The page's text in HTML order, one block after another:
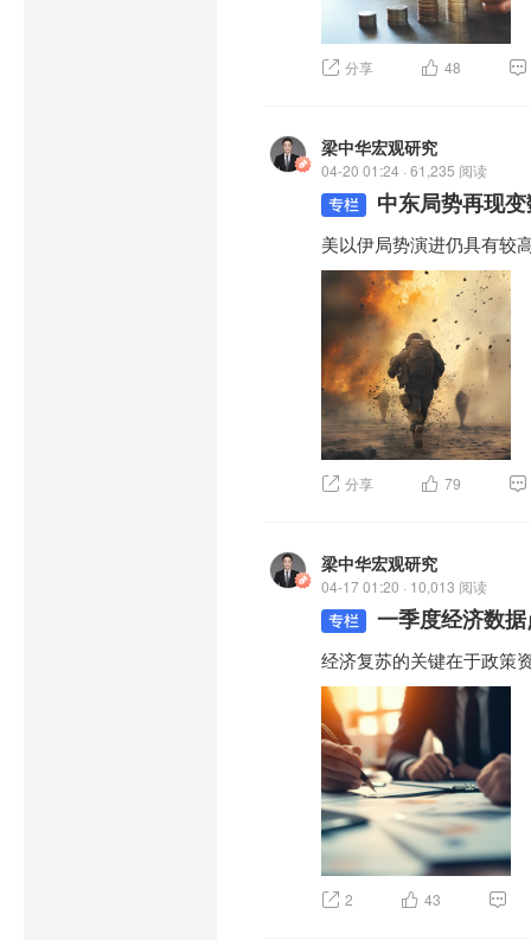
分享 48
梁中华宏观研究
04-20 01:24 · 61,235 阅读
中东局势再现
美以伊局势演进仍具有较
分享 79
梁中华宏观研究
04-17 01:20 · 10,013 阅读
一季度经济数
经济复苏的关键在于政策
2 43